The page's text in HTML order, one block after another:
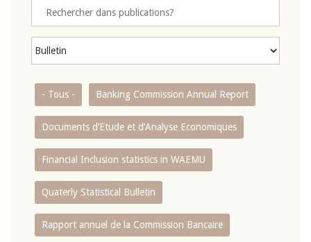
- Tous - Banking Commission Annual Report
Documents d’Etude et d’Analyse Economiques
Financial Inclusion statistics in WAEMU
Quaterly Statistical Bulletin
Rapport annuel de la Commission Bancaire